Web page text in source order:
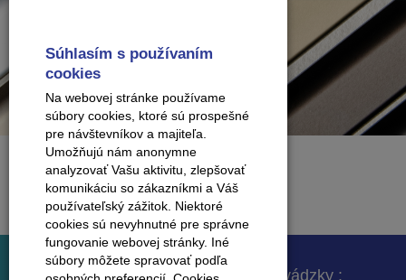
Stránka sa nenašla.
Fakturačná adresa : Adresa prevádzky :
Súhlasím s používaním
cookies
Na webovej stránke používame
súbory cookies, ktoré sú prospešné
pre návštevníkov a majiteľa.
Umožňujú nám anonymne
analyzovať Vašu aktivitu, zlepšovať
komunikáciu so zákazníkmi a Váš
používateľský zážitok. Niektoré
cookies sú nevyhnutné pre správne
fungovanie webovej stránky. Iné
súbory môžete spravovať podľa